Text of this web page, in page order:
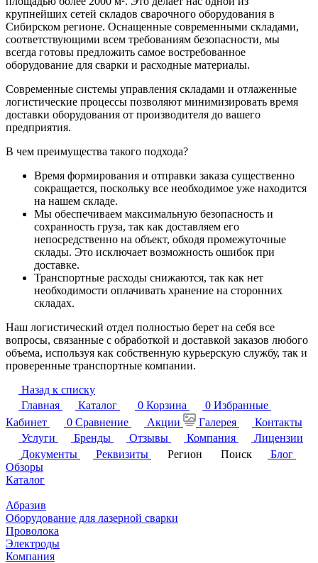
крупнейших сетей складов сварочного оборудования в
Сибирском регионе. Оснащенные современными складами,
соответствующими всем требованиям безопасности, мы
всегда готовы предложить самое востребованное
оборудование для сварки и расходные материалы.
Современные системы управления складами и отлаженные
логистические процессы позволяют минимизировать время
доставки оборудования от производителя до вашего
предприятия.
В чем преимущества такого подхода?
Время формирования и отправки заказа существенно
сокращается, поскольку все необходимое уже находится
на нашем складе.
Мы обеспечиваем максимальную безопасность и
сохранность груза, так как доставляем его
непосредственно на объект, обходя промежуточные
склады. Это исключает возможность ошибок при
доставке.
Транспортные расходы снижаются, так как нет
необходимости оплачивать хранение на сторонних
складах.
Наш логистический отдел полностью берет на себя все
вопросы, связанные с обработкой и доставкой заказов любого
объема, используя как собственную курьерскую службу, так и
проверенные транспортные компании.
Назад к списку
Главная
Каталог 0 Корзина 0 Избранные
Кабинет
0 Сравнение Акции Галерея
Контакты
Услуги
Бренды Отзывы Компания
Лицензии
Документы
Реквизиты Регион Поиск
Блог
Обзоры
Каталог
Абразив
Оборудование для лазерной сварки
Проволока
Электроды
Компания